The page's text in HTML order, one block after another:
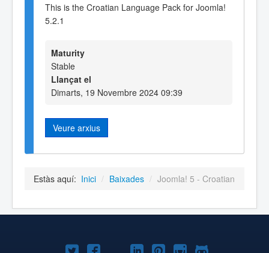
This is the Croatian Language Pack for Joomla!
5.2.1
Maturity
Stable
Llançat el
Dimarts, 19 Novembre 2024 09:39
Veure arxius
Estàs aquí: Inici / Baixades / Joomla! 5 - Croatian